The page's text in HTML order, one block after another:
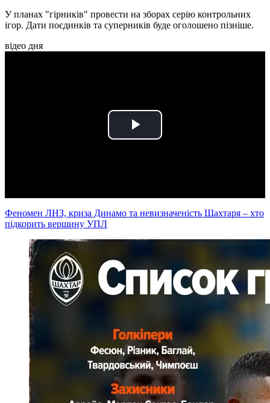
У планах "гірників" провести на зборах серію контрольних
ігор. Дати поєдинків та суперників буде оголошено пізніше.
відео дня
Play
Феномен ЛНЗ, криза Динамо та невизначеність Шахтаря – хто
підкорить вершину УПЛ